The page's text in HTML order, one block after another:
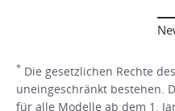
* Die gesetzlichen Rechte
uneingeschränkt bestehen.
für alle Modelle ab dem 1.